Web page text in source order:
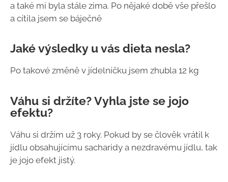
a také mi byla stále zima. Po nějaké době vše přešlo
a cítila jsem se báječně
Jaké výsledky u vás dieta nesla?
Po takové změně v jídelníčku jsem zhubla 12 kg
Váhu si držíte? Vyhla jste se jojo
efektu?
Váhu si držím už 3 roky. Pokud by se člověk vrátil k
jídlu obsahujícímu sacharidy a nezdravému jídlu, tak
je jojo efekt jistý.